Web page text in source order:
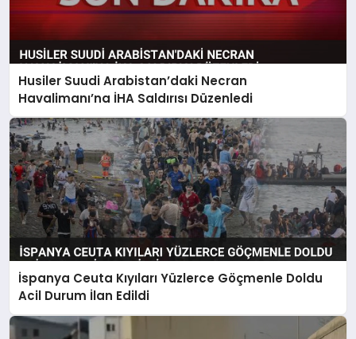
Husiler Suudi Arabistan’daki Necran
Havalimanı’na İHA Saldırısı Düzenledi
İspanya Ceuta Kıyıları Yüzlerce Göçmenle Doldu
Acil Durum İlan Edildi